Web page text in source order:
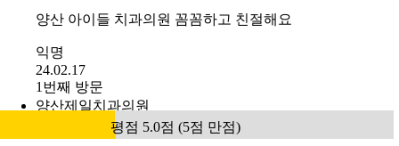
양산 아이들 치과의원 꼼꼼하고 친절해요
익명
24.02.17
1번째 방문
양산제일치과의원
평점 5.0점 (5점 만점)